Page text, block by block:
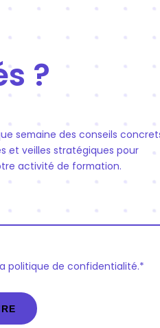
?
semaine des conseils
et veilles stratégiques pour
activité de formation.
politique de confidentialité.*